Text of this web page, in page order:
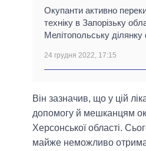
Окупанти активно
техніку в Запорізьку
Мелітопольську ділянку
24 грудня 2022, 17:15
Він зазначив, що у цій
допомогу й мешканцям
Херсонської області.
майже неможливо